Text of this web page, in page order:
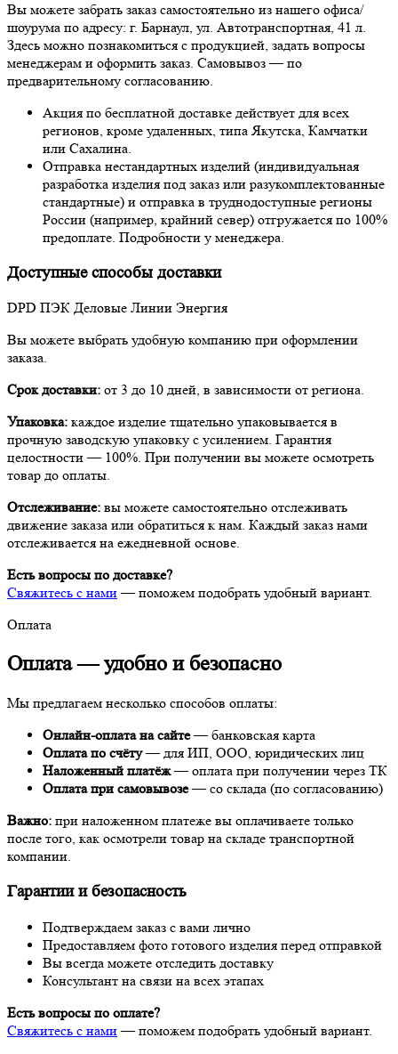
Вы можете забрать заказ самостоятельно из нашего офиса/
шоурума по адресу: г. Барнаул, ул. Автотранспортная, 41 л.
Здесь можно познакомиться с продукцией, задать вопросы
менеджерам и оформить заказ. Самовывоз — по
предварительному согласованию.
Акция по бесплатной доставке действует для всех
регионов, кроме удаленных, типа Якутска, Камчатки
или Сахалина.
Отправка нестандартных изделий (индивидуальная
разработка изделия под заказ или разукомплектованные
стандартные) и отправка в труднодоступные регионы
России (например, крайний север) отгружается по 100%
предоплате. Подробности у менеджера.
Доступные способы доставки
DPD ПЭК Деловые Линии Энергия
Вы можете выбрать удобную компанию при оформлении
заказа.
Срок доставки: от 3 до 10 дней, в зависимости от региона.
Упаковка: каждое изделие тщательно упаковывается в
прочную заводскую упаковку с усилением. Гарантия
целостности — 100%. При получении вы можете осмотреть
товар до оплаты.
Отслеживание: вы можете самостоятельно отслеживать
движение заказа или обратиться к нам. Каждый заказ нами
отслеживается на ежедневной основе.
Есть вопросы по доставке?
Свяжитесь с нами— поможем подобрать удобный вариант.
Оплата
Оплата —удобно и безопасно
Мы предлагаем несколько способов оплаты:
Онлайн-оплата на сайте— банковская карта
Оплата по счёту— для ИП, ООО, юридических лиц
Наложенный платёж— оплата при получении через ТК
Оплата при самовывозе— со склада (по согласованию)
Важно: при наложенном платеже вы оплачиваете только
после того, как осмотрели товар на складе транспортной
компании.
Гарантии и безопасность
Подтверждаем заказ с вами лично
Предоставляем фото готового изделия перед отправкой
Вы всегда можете отследить доставку
Консультант на связи на всех этапах
Есть вопросы по оплате?
Свяжитесь с нами— поможем подобрать удобный вариант.